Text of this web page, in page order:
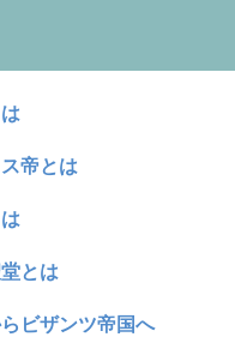
帝とは
とは
ビザンツ帝国へ